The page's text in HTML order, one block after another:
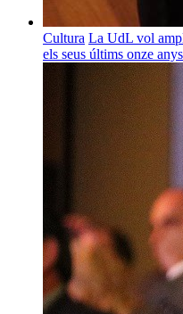
Cultura La UdL vol
els seus últims onze